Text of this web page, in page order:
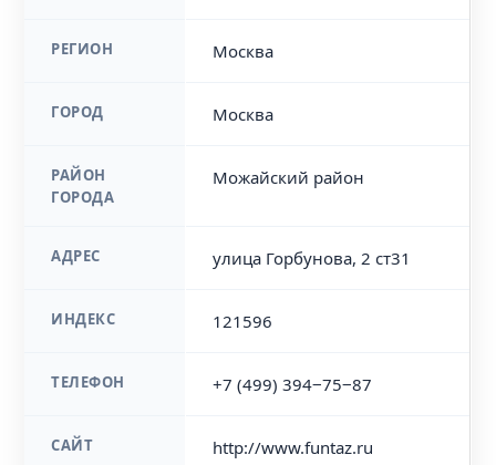
РЕГИОН Москва
ГОРОД Москва
РАЙОН
ГОРОДА
Можайский район
АДРЕС улица Горбунова, 2 ст31
ИНДЕКС 121596
ТЕЛЕФОН +7 (499) 394‒75‒87
САЙТ http://www.funtaz.ru